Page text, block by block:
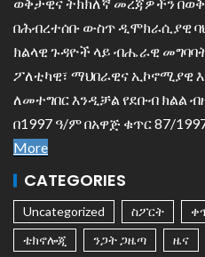
ወቅታዊና ትክክለኛ መረጃዎችን
በሕብረተሰቡ ውስጥ ዲሞክራሲያዊ
ክልላዊ ጉዳዮች ላይ ብሔራዊ
ፖለቲካዊ፣ ማህበራዊና ኢኮኖሚያዊ
ለመተግበር እንዲቻል የደቡብ ክልል
በ1997 ዓ/ም በአዋጅ ቁጥር 87/
More
CATEGORIES
Uncategorized ስፖርት
ቴክኖሎጂ
ንጋት ጋዜጣ ዜና